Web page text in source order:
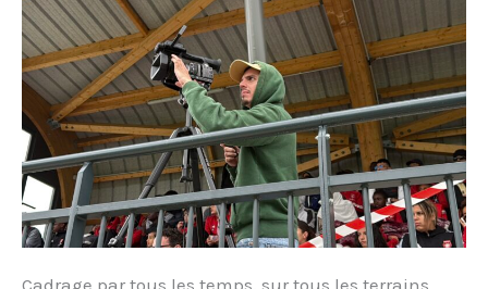
Cadrage par tous les temps, sur tous les terrains